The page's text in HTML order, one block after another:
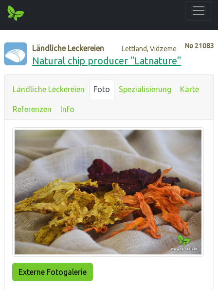
No 21083
Ländliche Leckereien Lettland, Vidzeme
Natural chip producer "Latnature"
Ländliche Leckereien Foto Spezialisierung Karte
Referenzen Info
Externe Fotogalerie